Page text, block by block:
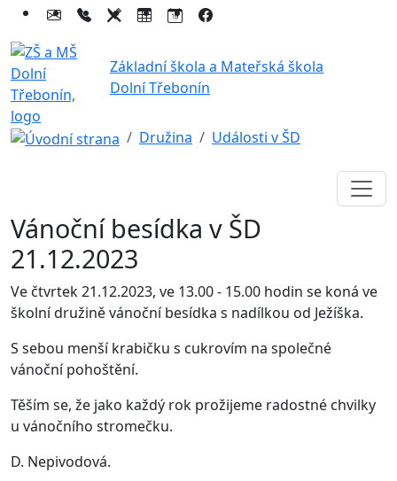
Základní škola a Mateřská škola
Dolní Třebonín
Družina Události v ŠD
Vánoční besídka v ŠD
21.12.2023
Ve čtvrtek 21.12.2023, ve 13.00 - 15.00 hodin se koná ve
školní družině vánoční besídka s nadílkou od Ježíška.
S sebou menší krabičku s cukrovím na společné
vánoční pohoštění.
Těším se, že jako každý rok prožijeme radostné chvilky
u vánočního stromečku.
D. Nepivodová.